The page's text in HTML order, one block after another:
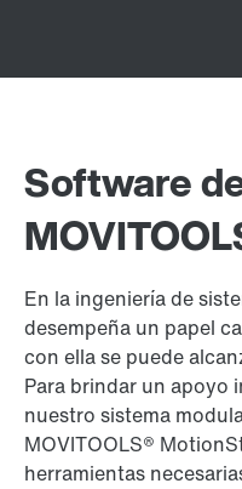
Software
En la ingeniería de
desempeña un papel
con ella se puede
Para brindar un apoyo
nuestro sistema
MOVITOOLS®
herramientas